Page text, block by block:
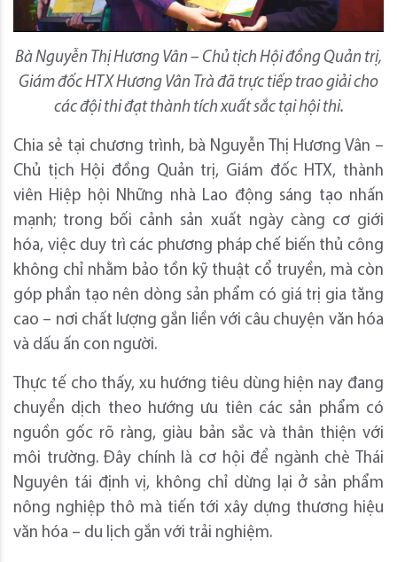
Bà Nguyễn Thị Hương Vân – Chủ tịch Hội đồng Quản trị,
Giám đốc HTX Hương Vân Trà đã trực tiếp trao giải cho
các đội thi đạt thành tích xuất sắc tại hội thi.
Chia sẻ tại chương trình, bà Nguyễn Thị Hương Vân –
Chủ tịch Hội đồng Quản trị, Giám đốc HTX, thành
viên Hiệp hội Những nhà Lao động sáng tạo nhấn
mạnh; trong bối cảnh sản xuất ngày càng cơ giới
hóa, việc duy trì các phương pháp chế biến thủ công
không chỉ nhằm bảo tồn kỹ thuật cổ truyền, mà còn
góp phần tạo nên dòng sản phẩm có giá trị gia tăng
cao – nơi chất lượng gắn liền với câu chuyện văn hóa
và dấu ấn con người.
Thực tế cho thấy, xu hướng tiêu dùng hiện nay đang
chuyển dịch theo hướng ưu tiên các sản phẩm có
nguồn gốc rõ ràng, giàu bản sắc và thân thiện với
môi trường. Đây chính là cơ hội để ngành chè Thái
Nguyên tái định vị, không chỉ dừng lại ở sản phẩm
nông nghiệp thô mà tiến tới xây dựng thương hiệu
văn hóa – du lịch gắn với trải nghiệm.